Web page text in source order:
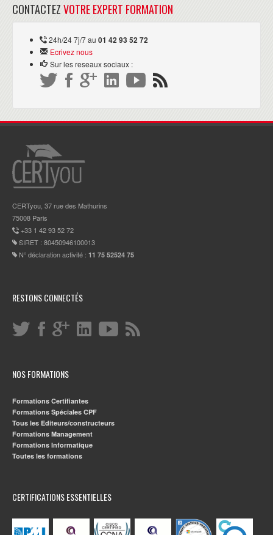
CONTACTEZVOTRE EXPERT FORMATION
24h/24 7j/7 au 01 42 93 52 72
Ecrivez nous
Sur les reseaux sociaux :
CERTyou, 37 rue des Mathurins
75008 Paris
+33 1 42 93 52 72
SIRET : 80450946100013
N° déclaration activité : 11 75 52524 75
RESTONS CONNECTÉS
NOS FORMATIONS
Formations Certifiantes
Formations Spéciales CPF
Tous les Editeurs/constructeurs
Formations Management
Formations Informatique
Toutes les formations
CERTIFICATIONS ESSENTIELLES